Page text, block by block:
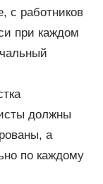
с работников
при каждом
должны
а
по каждому